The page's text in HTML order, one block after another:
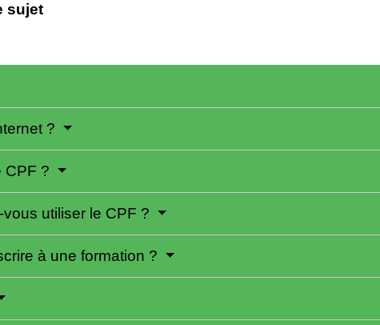
sujet
?
CPF ?
utiliser le CPF ?
à une formation ?